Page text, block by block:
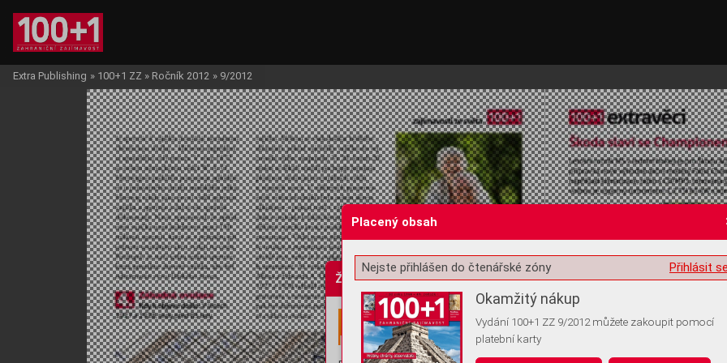
Žádost o souhlas s ukládáním volitelných informací
Extra Publishing » 100+1 ZZ » Ročník 2012 » 9/2012
Placený obsah
Přihlásit
Nejste přihlášen do čtenářské zóny
Okamžitý nákup
Vydání 100+1 ZZ 9/2012 můžete zakoupit pomocí
platební karty